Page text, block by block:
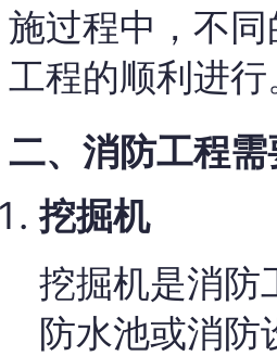
施过程中，不
工程的顺利进行
二、消防工程
挖掘机
挖掘机是消防
防水池或消防